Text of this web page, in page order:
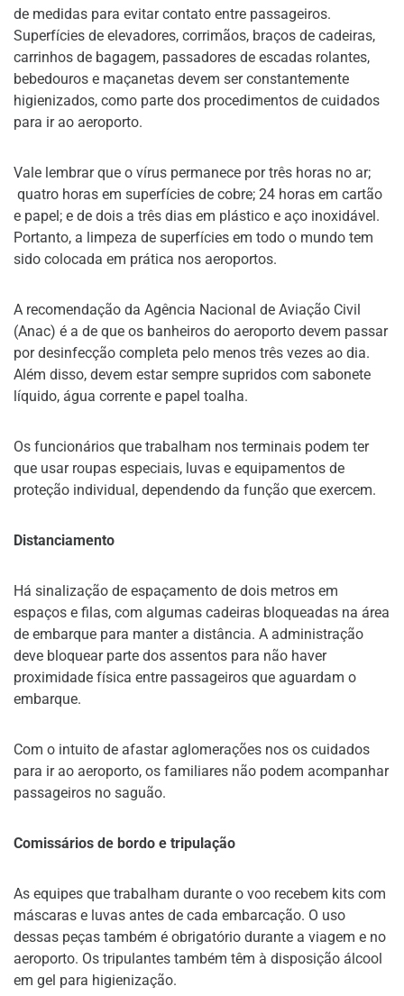
de medidas para evitar contato entre passageiros.
Superfícies de elevadores, corrimãos, braços de cadeiras,
carrinhos de bagagem, passadores de escadas rolantes,
bebedouros e maçanetas devem ser constantemente
higienizados, como parte dos procedimentos de cuidados
para ir ao aeroporto.
Vale lembrar que o vírus permanece por três horas no ar;
quatro horas em superfícies de cobre; 24 horas em cartão
e papel; e de dois a três dias em plástico e aço inoxidável.
Portanto, a limpeza de superfícies em todo o mundo tem
sido colocada em prática nos aeroportos.
A recomendação da Agência Nacional de Aviação Civil
(Anac) é a de que os banheiros do aeroporto devem passar
por desinfecção completa pelo menos três vezes ao dia.
Além disso, devem estar sempre supridos com sabonete
líquido, água corrente e papel toalha.
Os funcionários que trabalham nos terminais podem ter
que usar roupas especiais, luvas e equipamentos de
proteção individual, dependendo da função que exercem.
Distanciamento
Há sinalização de espaçamento de dois metros em
espaços e filas, com algumas cadeiras bloqueadas na área
de embarque para manter a distância. A administração
deve bloquear parte dos assentos para não haver
proximidade física entre passageiros que aguardam o
embarque.
Com o intuito de afastar aglomerações nos os cuidados
para ir ao aeroporto, os familiares não podem acompanhar
passageiros no saguão.
Comissários de bordo e tripulação
As equipes que trabalham durante o voo recebem kits com
máscaras e luvas antes de cada embarcação. O uso
dessas peças também é obrigatório durante a viagem e no
aeroporto. Os tripulantes também têm à disposição álcool
em gel para higienização.